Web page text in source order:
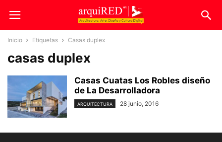
Inicio Etiquetas Casas duplex
casas duplex
Casas Cuatas Los Robles diseño
de La Desarrolladora
ARQUITECTURA 28 junio, 2016